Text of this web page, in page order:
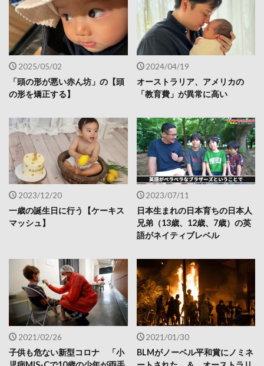
2025/05/02
「頭の形が悪い赤ん坊」の【頭
の形を矯正する】
2024/04/19
オーストラリア、アメリカの
「教育費」が異常に高い
2023/12/20
一歳の誕生日に行う【ケーキス
マッシュ】
2023/07/11
日本生まれの日本育ちの日本人
兄弟（13歳、12歳、7歳）の英
語がネイティブレベル
2021/02/26
子供も危ない新型コロナ 「小
2021/01/30
BLMがノーベル平和賞にノミネ